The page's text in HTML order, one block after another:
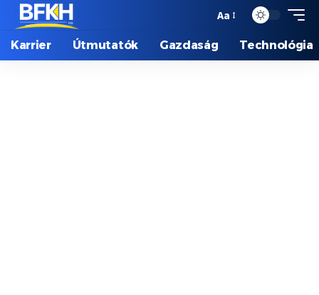
Aa
Karrier Útmutatók Gazdaság Technológia